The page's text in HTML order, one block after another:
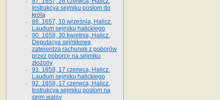
Instrukcya sejmiku posłom do
króla
88. 1657, 10 września, Halicz.
Laudum sejmiku halickiego
90. 1658, 30 kwietnia, Halicz.
Deputacya sejmikowa
zatwierdza rachunek z poborów
przez poborcę na sejmiku
złożony
91. 1658, 17 czerwca, Halicz.
Laudum sejmiku halickiego
92. 1658, 17 czerwca, Halicz.
Instrukcya sejmiku posłom na
sejm walny